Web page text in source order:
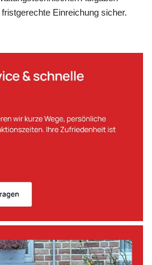
Einreichung sicher.